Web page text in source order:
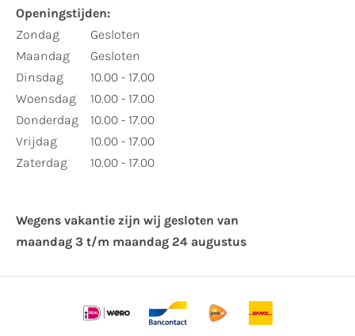
Openingstijden:
Zondag
Maandag
Dinsdag
Woensdag
Donderdag
Vrijdag
Zaterdag
Gesloten
Gesloten
10.00 - 17.00
10.00 - 17.00
10.00 - 17.00
10.00 - 17.00
10.00 - 17.00
Wegens vakantie zijn wij gesloten van ​
maandag 3 t/m maandag 24 augustus